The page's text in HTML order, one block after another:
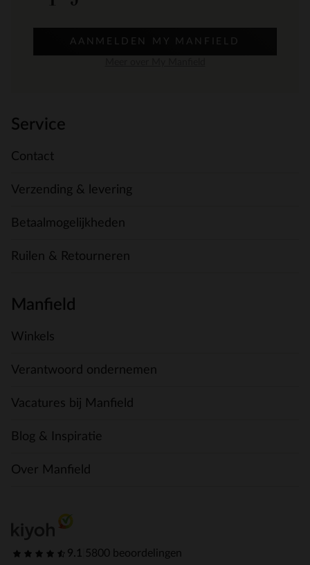
AANMELDEN MY MANFIELD
Service
Contact
Verzending & levering
Betaalmogelijkheden
Ruilen & Retourneren
Manfield
Winkels
Verantwoord ondernemen
Vacatures bij Manfield
Blog & Inspiratie
Over Manfield
9.1 5800 beoordelingen